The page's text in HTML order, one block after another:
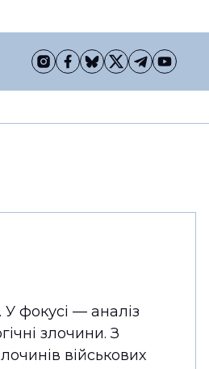
фокусі — аналіз
злочини. З
військових